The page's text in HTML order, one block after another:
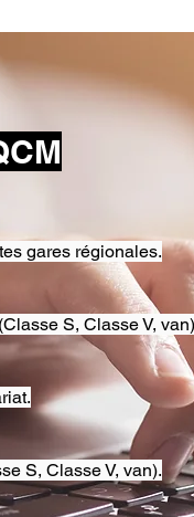
gares régionales.
S, Classe V,
S, Classe V, van).